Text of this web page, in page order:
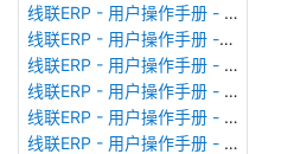
线联ERP - 用户操作手册 - 功能菜单
线联ERP - 用户操作手册 -分配临时角色
线联ERP - 用户操作手册 - 组织架构
线联ERP - 用户操作手册 - 用户管理
线联ERP - 用户操作手册 - 角色/岗位管理
线联ERP - 用户操作手册 - 暂估入库明细表